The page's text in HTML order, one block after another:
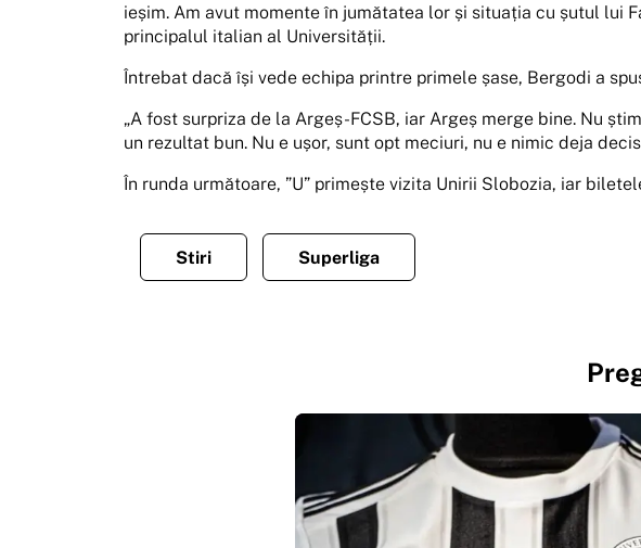
ieșim. Am avut momente în jumătatea lor și situația cu șutul lui
principalul italian al Universității.
Întrebat dacă își vede echipa printre primele șase, Bergodi a
„A fost surpriza de la Argeș-FCSB, iar Argeș merge bine. Nu
un rezultat bun. Nu e ușor, sunt opt meciuri, nu e nimic deja
În runda următoare, ”U” primește vizita Unirii Slobozia, iar
Stiri Superliga